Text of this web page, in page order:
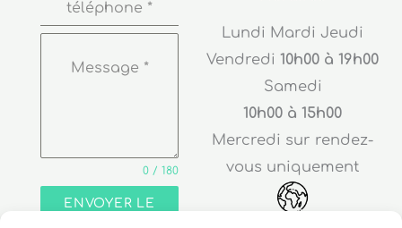
téléphone *
Message *
0 / 180
ENVOYER LE
Lundi Mardi Jeudi
Vendredi 10h00 à 19h00
Samedi
10h00 à 15h00
Mercredi sur rendez-
vous uniquement